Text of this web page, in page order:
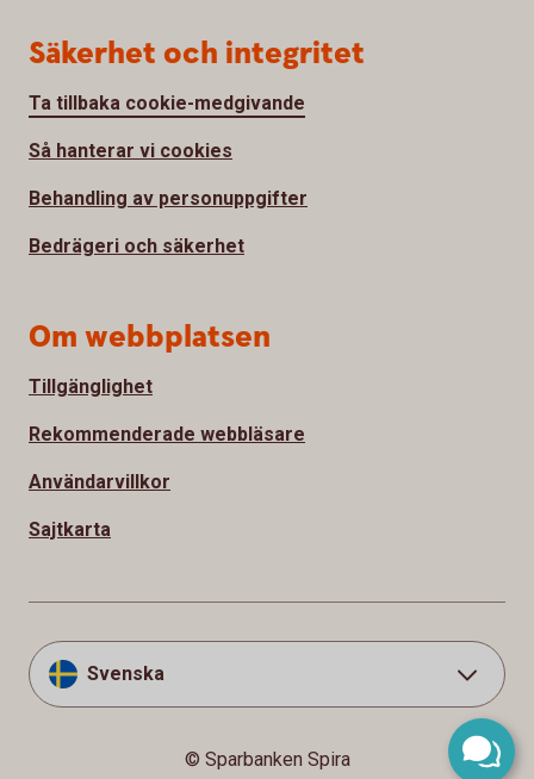
Säkerhet och integritet
Ta tillbaka cookie-medgivande
Så hanterar vi cookies
Behandling av personuppgifter
Bedrägeri och säkerhet
Om webbplatsen
Tillgänglighet
Rekommenderade webbläsare
Användarvillkor
Sajtkarta
Svenska
© Sparbanken Spira